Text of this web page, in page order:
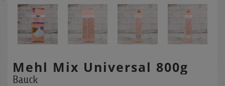
Mehl Mix Universal 800g
Bauck